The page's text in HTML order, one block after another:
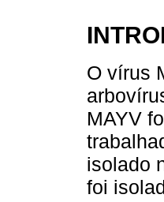
O vírus
MAYV
isolado
foi